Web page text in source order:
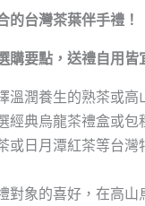
的台灣茶葉伴手禮！
購要點，送禮自用皆
溫潤養生的熟茶或
經典烏龍茶禮盒或
或日月潭紅茶等台
對象的喜好，在高